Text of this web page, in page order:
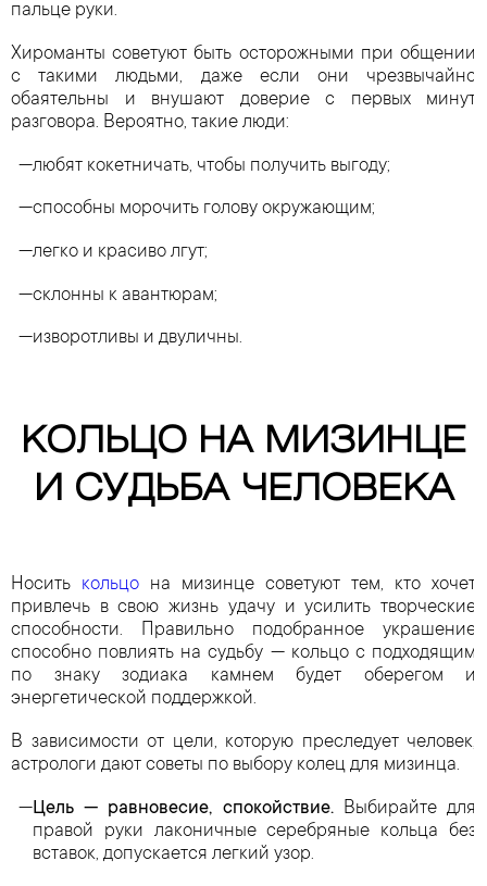
пальце руки.
Хироманты советуют быть осторожными при общении
с такими людьми, даже если они чрезвычайно
обаятельны и внушают доверие с первых минут
разговора. Вероятно, такие люди:
любят кокетничать, чтобы получить выгоду;
способны морочить голову окружающим;
легко и красиво лгут;
склонны к авантюрам;
изворотливы и двуличны.
КОЛЬЦО НА МИЗИНЦЕ
И СУДЬБА ЧЕЛОВЕКА
Носить кольцо на мизинце советуют тем, кто хочет
привлечь в свою жизнь удачу и усилить творческие
способности. Правильно подобранное украшение
способно повлиять на судьбу — кольцо с подходящим
по знаку зодиака камнем будет оберегом и
энергетической поддержкой.
В зависимости от цели, которую преследует человек,
астрологи дают советы по выбору колец для мизинца.
Цель — равновесие, спокойствие.Выбирайте для
правой руки лаконичные серебряные кольца без
вставок, допускается легкий узор.